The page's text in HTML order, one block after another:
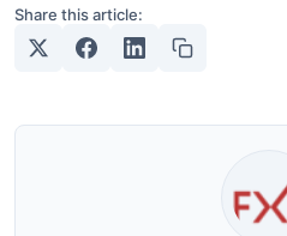
Share this article: